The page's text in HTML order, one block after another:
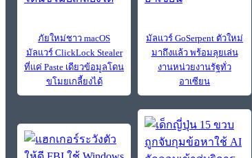
ภัยใหม่ชาว macOS
มัลแวร์ ClickLock Stealer
ที่แค่ Paste เดียวข้อมูลโดน
ขโมยเกลี้ยงได้
มัลแวร์ GoSerpent ตัวใหม่
มาถึงแล้ว พร้อมลุยเล่น
งานหน่วยงานรัฐทั่ว
อาเซียน